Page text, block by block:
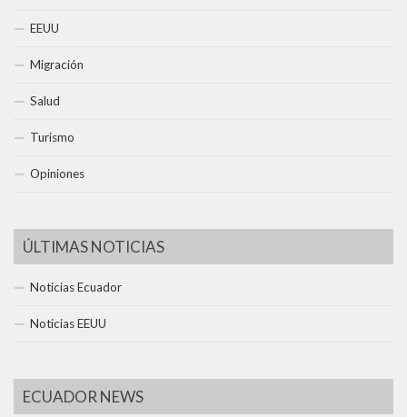
EEUU
Migración
Salud
Turismo
Opiniones
ÚLTIMAS NOTICIAS
Noticias Ecuador
Noticias EEUU
ECUADOR NEWS